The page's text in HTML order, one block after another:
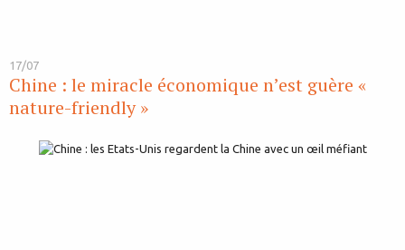
17/07
Chine : le miracle économique n’est guère «
nature-friendly »